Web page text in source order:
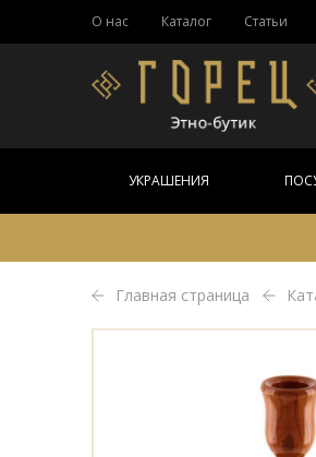
О нас Каталог Статьи
УКРАШЕНИЯ
Главная страница